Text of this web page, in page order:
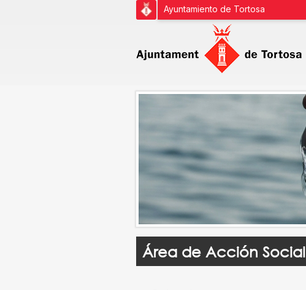
Ayuntamiento de Tortosa
Área de Acción Social